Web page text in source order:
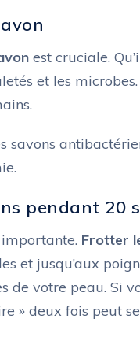
est cruciale.
et les
savons
pendant 20
importante. Frotter
et jusqu’aux
de votre peau. Si
» deux fois peut